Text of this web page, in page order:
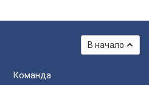
В начало
Команда